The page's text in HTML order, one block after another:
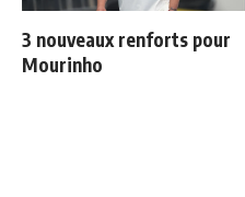
3 nouveaux renforts pour
Mourinho